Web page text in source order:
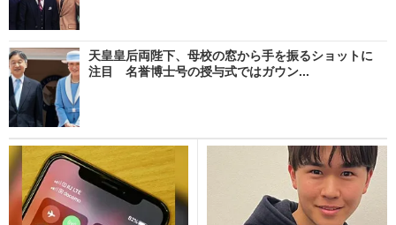
天皇皇后両陛下、母校の窓から手を振るショットに
注目 名誉博士号の授与式ではガウン...